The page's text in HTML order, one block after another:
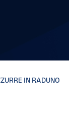
IN RADUNO